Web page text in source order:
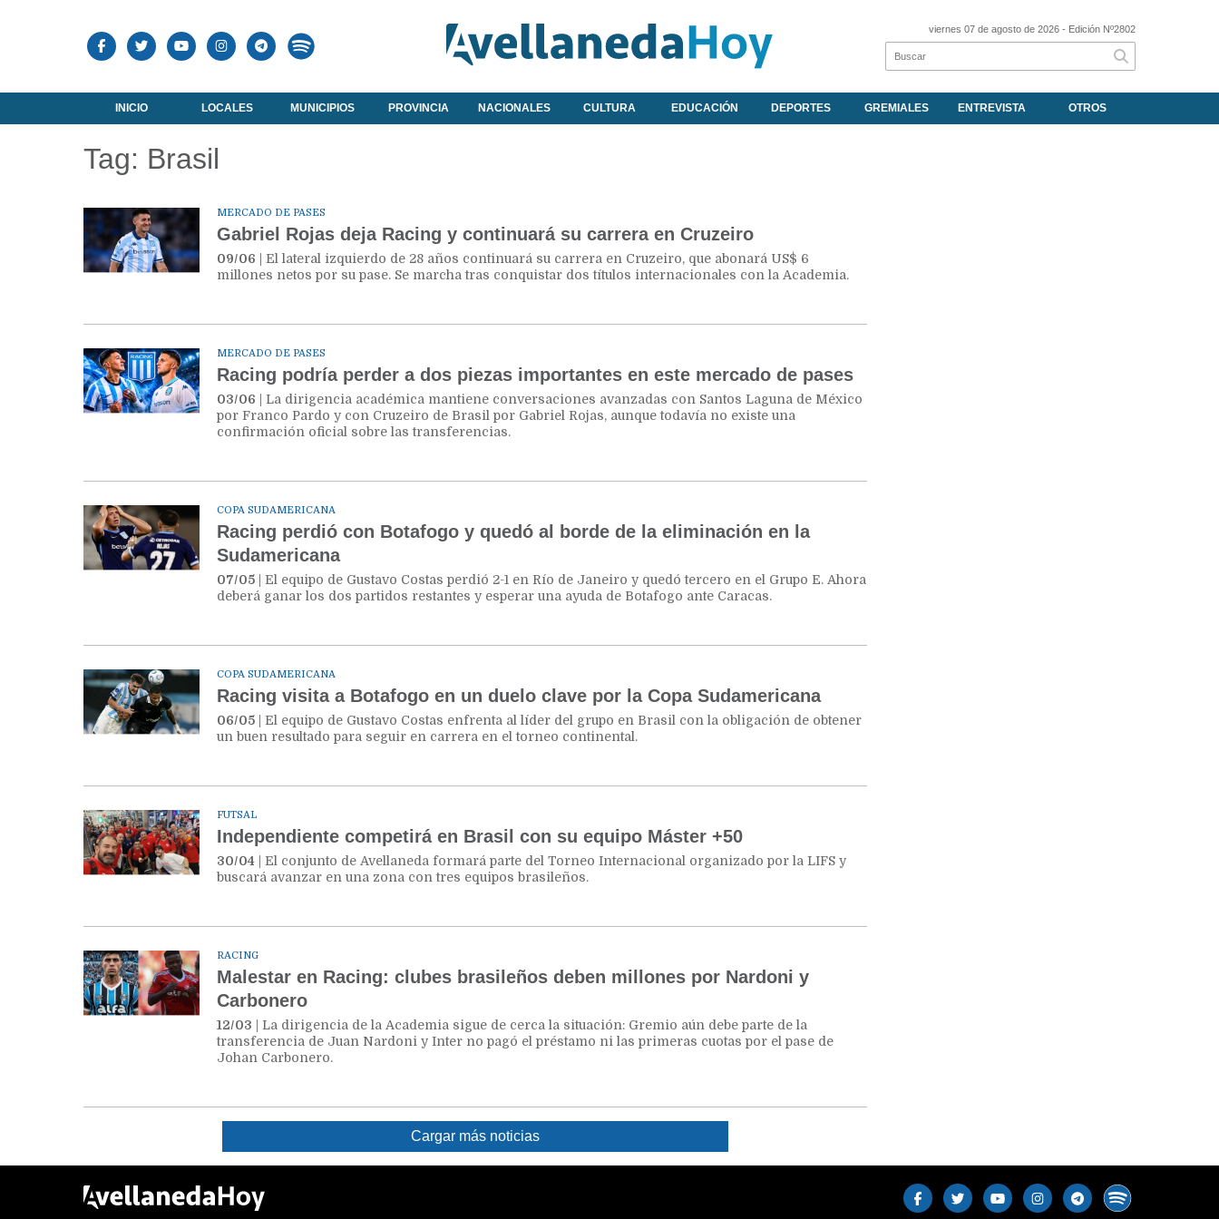
viernes 07 de agosto de 2026 - Edición Nº2802
INICIO LOCALES MUNICIPIOS PROVINCIA NACIONALES CULTURA EDUCACIÓN DEPORTES GREMIALES ENTREVISTA OTROS
Tag: Brasil
MERCADO DE PASES
Gabriel Rojas deja Racing y continuará su carrera en Cruzeiro
09/06 | El lateral izquierdo de 28 años continuará su carrera en Cruzeiro, que abonará US$ 6
millones netos por su pase. Se marcha tras conquistar dos títulos internacionales con la Academia.
MERCADO DE PASES
Racing podría perder a dos piezas importantes en este mercado de pases
03/06 | La dirigencia académica mantiene conversaciones avanzadas con Santos Laguna de México
por Franco Pardo y con Cruzeiro de Brasil por Gabriel Rojas, aunque todavía no existe una
confirmación oficial sobre las transferencias.
COPA SUDAMERICANA
Racing perdió con Botafogo y quedó al borde de la eliminación en la
Sudamericana
07/05 | El equipo de Gustavo Costas perdió 2-1 en Río de Janeiro y quedó tercero en el Grupo E. Ahora
deberá ganar los dos partidos restantes y esperar una ayuda de Botafogo ante Caracas.
COPA SUDAMERICANA
Racing visita a Botafogo en un duelo clave por la Copa Sudamericana
06/05 | El equipo de Gustavo Costas enfrenta al líder del grupo en Brasil con la obligación de obtener
un buen resultado para seguir en carrera en el torneo continental.
FUTSAL
Independiente competirá en Brasil con su equipo Máster +50
30/04 | El conjunto de Avellaneda formará parte del Torneo Internacional organizado por la LIFS y
buscará avanzar en una zona con tres equipos brasileños.
RACING
Malestar en Racing: clubes brasileños deben millones por Nardoni y
Carbonero
12/03 | La dirigencia de la Academia sigue de cerca la situación: Gremio aún debe parte de la
transferencia de Juan Nardoni y Inter no pagó el préstamo ni las primeras cuotas por el pase de
Johan Carbonero.
Cargar más noticias